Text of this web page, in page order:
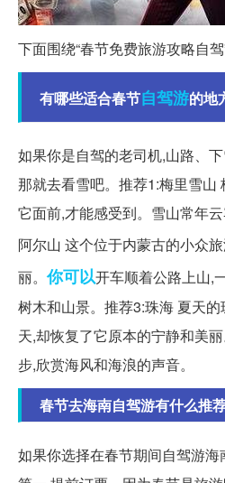
下面围绕“春节免费旅游攻略自
有哪些适合春节自驾游的地
如果你是自驾的老司机,山路、
那就去看雪吧。推荐1:梅里雪山
它面前,才能感受到。雪山常年
阿尔山 这个位于内蒙古的小众
丽。你可以开车顺着公路上山,
树木和山景。推荐3:珠海 夏天
天,却恢复了它原本的宁静和美
步,欣赏海风和海浪的声音。
春节去海南自驾游有什么推
如果你选择在春节期间自驾游海